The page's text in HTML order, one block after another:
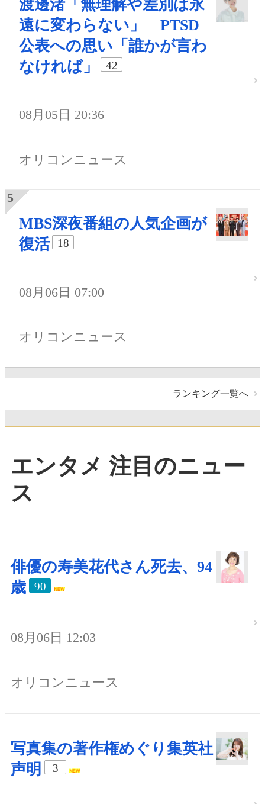
渡邊渚「無理解や差別は永
遠に変わらない」 PTSD
公表への思い「誰かが言わ
なければ」
42
08月05日 20:36
オリコンニュース
MBS深夜番組の人気企画が
復活
18
08月06日 07:00
オリコンニュース
ランキング一覧へ
エンタメ 注目のニュー
ス
俳優の寿美花代さん死去、94
歳
90
08月06日 12:03
オリコンニュース
写真集の著作権めぐり集英社
声明
3